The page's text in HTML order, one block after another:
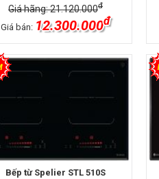
Giá hãng: 21.120.000đ
Giá bán: 12.300.000đ
Bếp từ Spelier STL 510S